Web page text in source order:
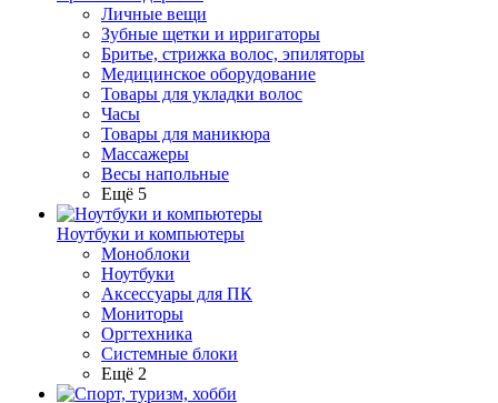
Личные вещи
Зубные щетки и ирригаторы
Бритье, стрижка волос, эпиляторы
Медицинское оборудование
Товары для укладки волос
Часы
Товары для маникюра
Массажеры
Весы напольные
Ещё 5
Ноутбуки и компьютеры
Моноблоки
Ноутбуки
Аксессуары для ПК
Мониторы
Оргтехника
Системные блоки
Ещё 2